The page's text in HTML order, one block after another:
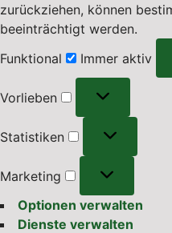
zurückziehen, können
beeinträchtigt werden.
Funktional
Immer aktiv
Vorlieben
Statistiken
Marketing
Optionen verwalten
Dienste verwalten